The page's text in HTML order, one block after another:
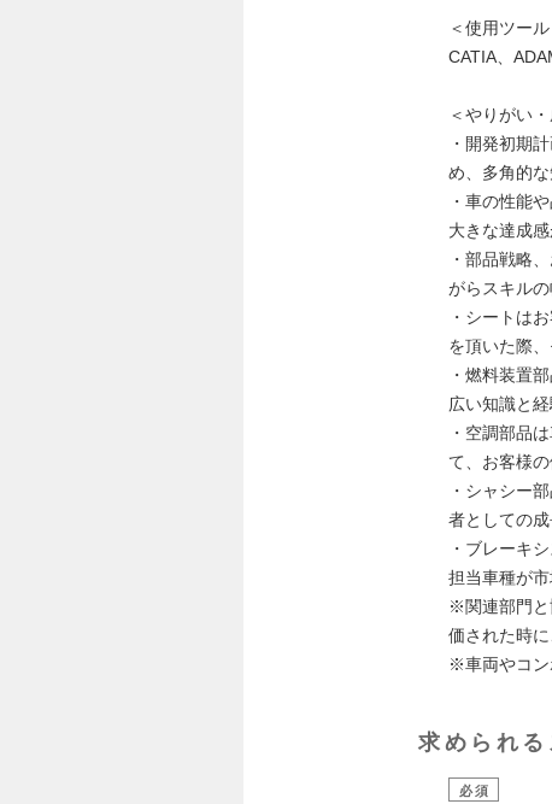
＜使用ツール
CATIA、
＜やりがい
・開発初期
め、多角的
・車の性能
大きな達成感
・部品戦略
がらスキルの
・シートは
を頂いた際
・燃料装置
広い知識と
・空調部品
て、お客様
・シャシー
者としての成
・ブレーキ
担当車種が
※関連部門と
価された時に
※車両やコン
求められる
必須